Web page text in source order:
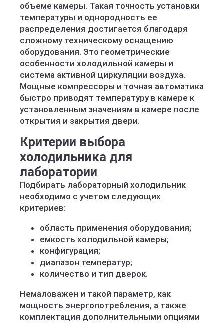
объеме камеры. Такая точность установки
температуры и однородность ее
распределения достигается благодаря
сложному техническому оснащению
оборудования. Это геометрические
особенности холодильной камеры и
система активной циркуляции воздуха.
Мощные компрессоры и точная автоматика
быстро приводят температуру в камере к
установленным значениям в камере после
открытия и закрытия двери.
Критерии выбора
холодильника для
лаборатории
Подбирать лабораторный холодильник
необходимо с учетом следующих
критериев:
область применения оборудования;
емкость холодильной камеры;
конфигурация;
диапазон температур;
количество и тип дверок.
Немаловажен и такой параметр, как
мощность энергопотребления, а также
комплектация дополнительными опциями